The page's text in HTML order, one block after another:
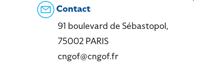
Contact
91 boulevard de Sébastopol,
75002 PARIS
cngof@cngof.fr